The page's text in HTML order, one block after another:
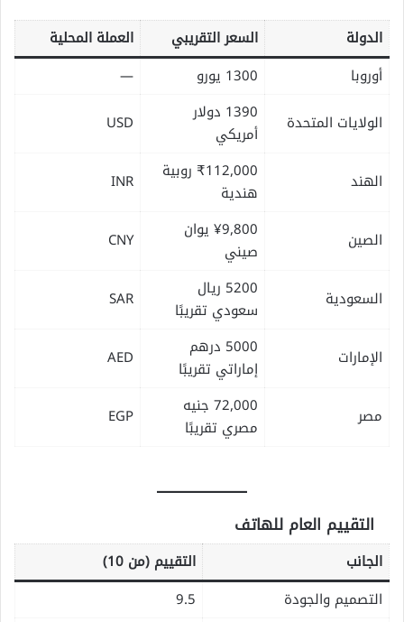
الدولة السعر التقريبي
العملة المحلية
أوروبا
1300 يورو
—
الولايات المتحدة
1390 دولار
أمريكي
USD
الهند
₹112,000 روبية
هندية
INR
الصين
¥9,800 يوان
صيني
CNY
السعودية
5200 ريال
سعودي تقريبًا
SAR
الإمارات
5000 درهم
إماراتي تقريبًا
AED
مصر
72,000 جنيه
مصري تقريبًا
EGP
التقييم العام للهاتف
الجانب
التقييم (من 10)
التصميم والجودة
9.5